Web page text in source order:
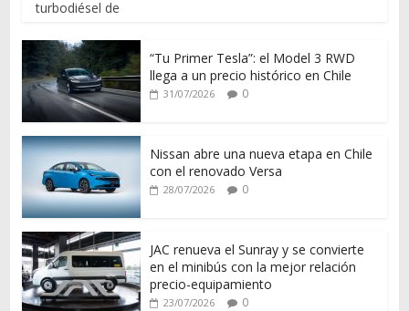
turbodiésel de
“Tu Primer Tesla”: el Model 3 RWD
llega a un precio histórico en Chile
31/07/2026 0
Nissan abre una nueva etapa en Chile
con el renovado Versa
28/07/2026 0
JAC renueva el Sunray y se convierte
en el minibús con la mejor relación
precio-equipamiento
23/07/2026 0